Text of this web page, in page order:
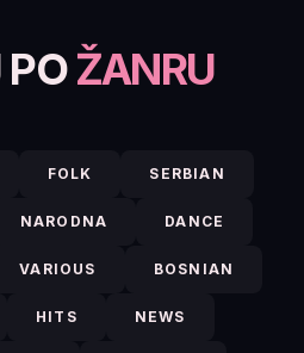
POŽANRU
FOLK SERBIAN
NARODNA DANCE
VARIOUS BOSNIAN
HITS NEWS